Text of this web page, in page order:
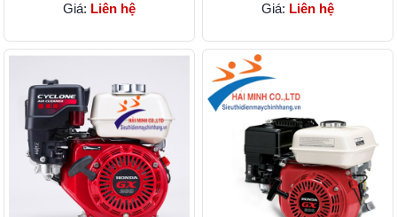
Giá: Liên hệ Giá: Liên hệ